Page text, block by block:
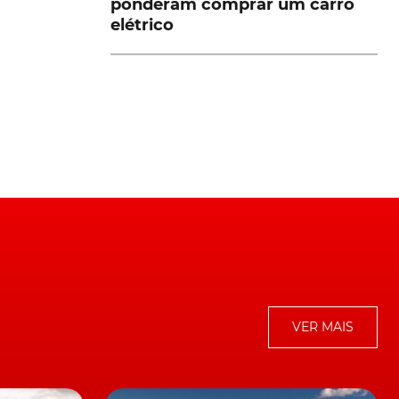
ponderam comprar um carro
elétrico
VER MAIS